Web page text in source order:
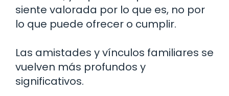
siente valorada por lo que es, no por
lo que puede ofrecer o cumplir.
Las amistades y vínculos familiares se
vuelven más profundos y
significativos.